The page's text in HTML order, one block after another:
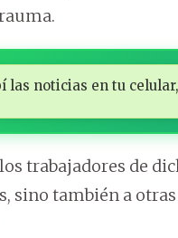
las noticias en tu
trabajadores de
sino también a